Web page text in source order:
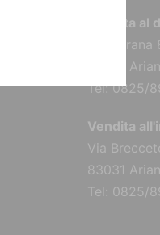
Vendita al
Via Torana
83031
Tel: 0825/
Vendita
Via
83031
Tel: 0825/